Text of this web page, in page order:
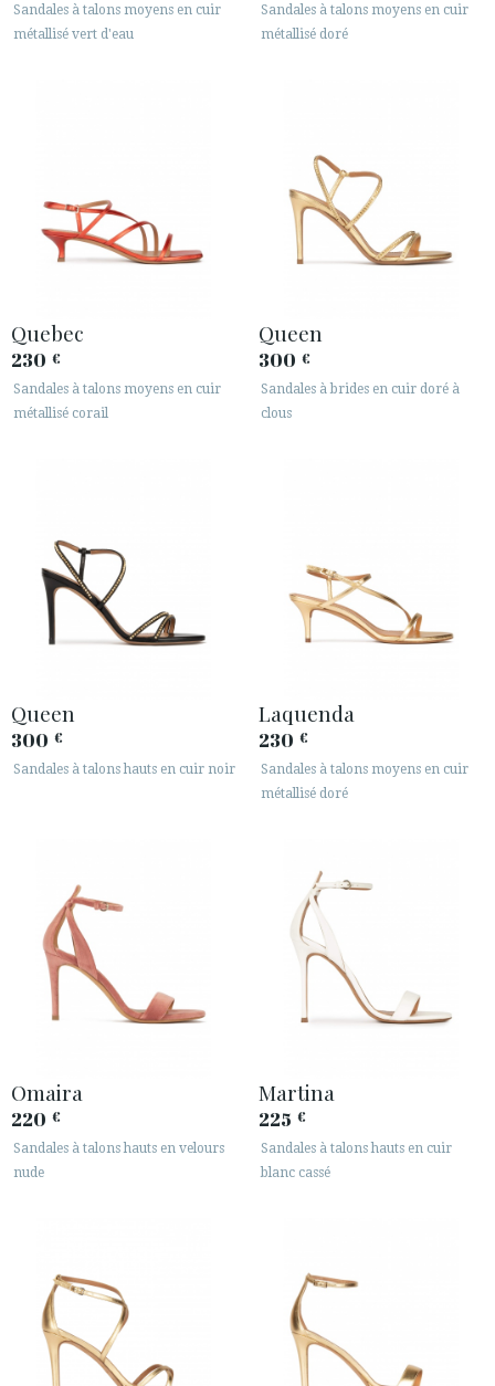
Sandales à talons moyens en cuir
métallisé vert d'eau
Sandales à talons moyens en cuir
métallisé doré
Quebec
230 €
Sandales à talons moyens en cuir
métallisé corail
Queen
300 €
Sandales à brides en cuir doré à
clous
Queen
300 €
Sandales à talons hauts en cuir noir
Laquenda
230 €
Sandales à talons moyens en cuir
métallisé doré
Omaira
220 €
Sandales à talons hauts en velours
nude
Martina
225 €
Sandales à talons hauts en cuir
blanc cassé